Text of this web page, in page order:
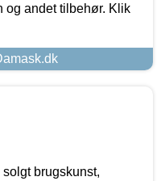
og andet tilbehør. Klik
brugskunst,